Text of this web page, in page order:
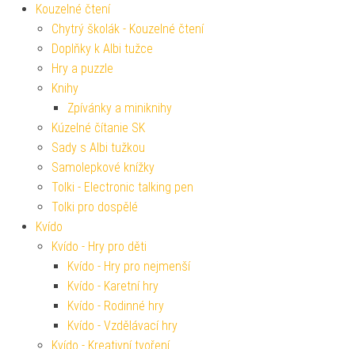
Kouzelné čtení
Chytrý školák - Kouzelné čtení
Doplňky k Albi tužce
Hry a puzzle
Knihy
Zpívánky a miniknihy
Kúzelné čítanie SK
Sady s Albi tužkou
Samolepkové knížky
Tolki - Electronic talking pen
Tolki pro dospělé
Kvído
Kvído - Hry pro děti
Kvído - Hry pro nejmenší
Kvído - Karetní hry
Kvído - Rodinné hry
Kvído - Vzdělávací hry
Kvído - Kreativní tvoření